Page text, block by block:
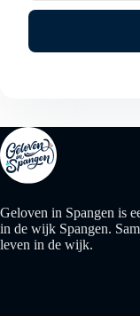
Geloven in Spangen is
in de wijk Spangen.
leven in de wijk.